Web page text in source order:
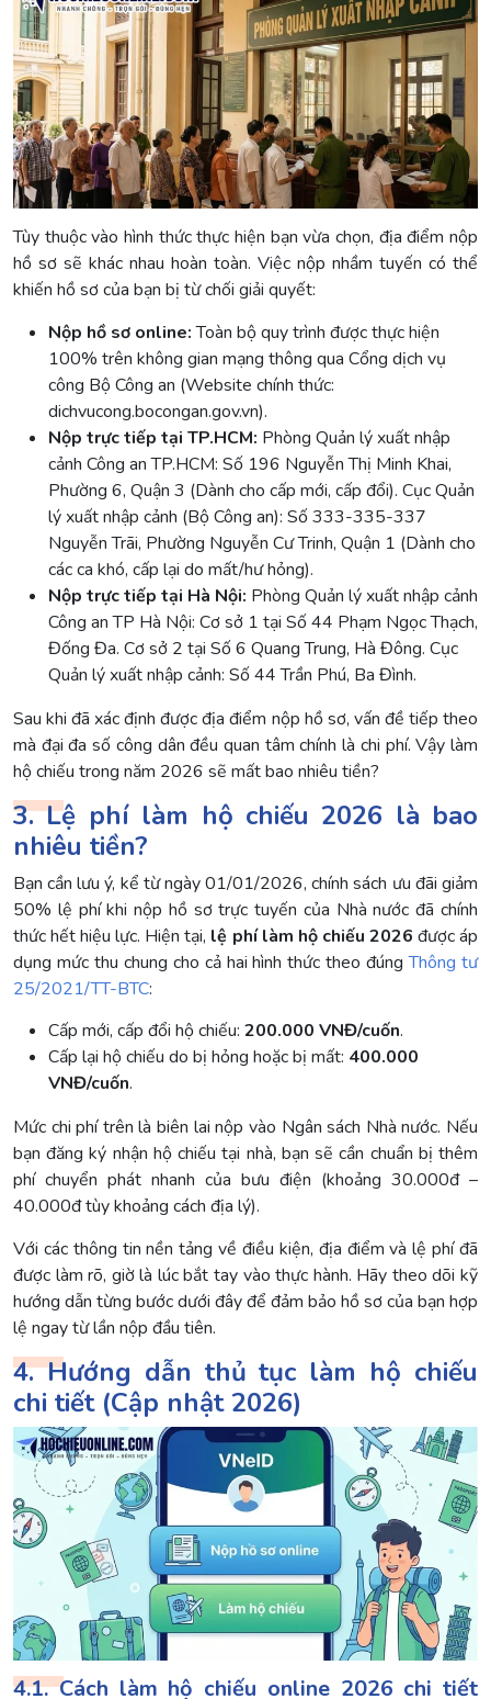
Tùy thuộc vào hình thức thực hiện bạn vừa chọn, địa điểm nộp
hồ sơ sẽ khác nhau hoàn toàn. Việc nộp nhầm tuyến có thể
khiến hồ sơ của bạn bị từ chối giải quyết:
Nộp hồ sơ online:Toàn bộ quy trình được thực hiện
100% trên không gian mạng thông qua Cổng dịch vụ
công Bộ Công an (Website chính thức:
dichvucong.bocongan.gov.vn).
Nộp trực tiếp tại TP.HCM: Phòng Quản lý xuất nhập
cảnh Công an TP.HCM: Số 196 Nguyễn Thị Minh Khai,
Phường 6, Quận 3 (Dành cho cấp mới, cấp đổi). Cục Quản
lý xuất nhập cảnh (Bộ Công an): Số 333-335-337
Nguyễn Trãi, Phường Nguyễn Cư Trinh, Quận 1 (Dành cho
các ca khó, cấp lại do mất/hư hỏng).
Nộp trực tiếp tại Hà Nội: Phòng Quản lý xuất nhập cảnh
Công an TP Hà Nội: Cơ sở 1 tại Số 44 Phạm Ngọc Thạch,
Đống Đa. Cơ sở 2 tại Số 6 Quang Trung, Hà Đông. Cục
Quản lý xuất nhập cảnh: Số 44 Trần Phú, Ba Đình.
Sau khi đã xác định được địa điểm nộp hồ sơ, vấn đề tiếp theo
mà đại đa số công dân đều quan tâm chính là chi phí. Vậy làm
hộ chiếu trong năm 2026 sẽ mất bao nhiêu tiền?
3. Lệ phí làm hộ chiếu 2026 là bao
nhiêu tiền?
Bạn cần lưu ý, kể từ ngày 01/01/2026, chính sách ưu đãi giảm
50% lệ phí khi nộp hồ sơ trực tuyến của Nhà nước đã chính
thức hết hiệu lực. Hiện tại, lệ phí làm hộ chiếu 2026 được áp
dụng mức thu chung cho cả hai hình thức theo đúngThông tư
25/2021/TT-BTC:
Cấp mới, cấp đổi hộ chiếu: 200.000 VNĐ/cuốn.
Cấp lại hộ chiếu do bị hỏng hoặc bị mất: 400.000
VNĐ/cuốn.
Mức chi phí trên là biên lai nộp vào Ngân sách Nhà nước. Nếu
bạn đăng ký nhận hộ chiếu tại nhà, bạn sẽ cần chuẩn bị thêm
phí chuyển phát nhanh của bưu điện (khoảng 30.000đ –
40.000đ tùy khoảng cách địa lý).
Với các thông tin nền tảng về điều kiện, địa điểm và lệ phí đã
được làm rõ, giờ là lúc bắt tay vào thực hành. Hãy theo dõi kỹ
hướng dẫn từng bước dưới đây để đảm bảo hồ sơ của bạn hợp
lệ ngay từ lần nộp đầu tiên.
4. Hướng dẫn thủ tục làm hộ chiếu
chi tiết (Cập nhật 2026)
4.1. Cách làm hộ chiếu online 2026 chi tiết